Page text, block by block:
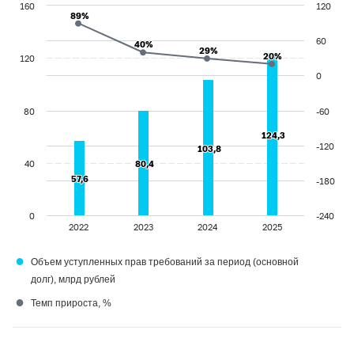
57,6
57,6
80,4
80,4
103,8
103,8
124,3
124,3
89%
89%
40%
40%
29%
29%
20%
20%
2022 2023 2024 2025
0
40
80
120
160
-240
-180
-120
-60
0
60
120
●
Объем уступленных прав требований за период (основной
долг), млрд рублей
● Темп прироста, %